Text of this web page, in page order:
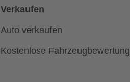
Verkaufen
Auto verkaufen
Kostenlose Fahrzeugbewertung